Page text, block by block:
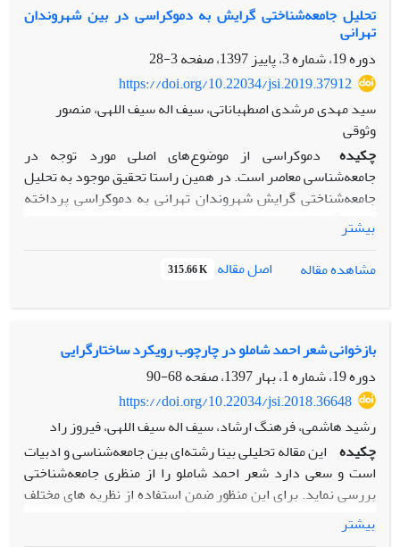
تحلیل جامعه‌شناختی گرایش به دموکراسی در بین شهروندان
تهرانی
دوره 19، شماره 3، پاییز 1397، صفحه
3-28
https://doi.org/10.22034/jsi.2019.37912
سید مهدی مرشدی اصطهباناتی، سیف اله سیف اللهی، منصور
وثوقی
چکیده
دموکراسی از موضوع‌های اصلی مورد توجه در
جامعه‌شناسی معاصر است. در همین راستا تحقیق موجود به تحلیل
جامعه‌شناختی گرایش شهروندان تهرانی به دموکراسی پرداخته
است. گرایش به دموکراسی با توجه به ابعاد فرصت‌های برابر
اجتماعی- سیاسی، آزادی‌های اجتماعی- سیاسی و سکولاریسم
مورد بررسی قرار گرفته است. روش تحقیق پیمایش است و برای
انجام نمونه‌گیری از نمونه‌گیری خوشه‌ای چند مرحله‌ای بر حسب
محلات شهر تهران استفاده شده است. حجم نمونه‌ای به تعداد 604
بالای 20 سال در سال 1396 انتخاب شد. نتایج تحقیق حاکی از
گرایش مثبت یا نسبتاً مثبت افراد به دموکراسی است. بررسی
عوامل اجتماعی اثرگذار بر گرایش به دموکراسی نشان داد که بین
متغیرهای مستقل سن، سرمایه فرهنگی و سرمایه اقتصادی و
متغیر گرایش به دموکراسی رابطه‌ای معنادار وجود دارد. نتایج
رگرسیون نشان داد که مدل رگرسیونی تحقیق مرکب از 3 متغیر
مستقل و یک متغیر وابسته، مدل مناسبی است و مجموع
متغیرهای مستقل قادرند تغییرات متغیر گرایش به دموکراسی را
پیش‌بینی کنند.
بیشتر
مشاهده مقاله
اصل مقاله 315.66 K
بازخوانی شعر احمد شاملو در چارچوب رویکرد ساختارگرایی
دوره 19، شماره 1، بهار 1397، صفحه
68-90
https://doi.org/10.22034/jsi.2018.36648
رشید هاشمی، فرهنگ ارشاد، سیف اله سیف اللهی، فیروز راد
چکیده این مقاله تحلیلی بینا رشته‌ای بین جامعه‌شناسی و ادبیات
است و سعی دارد شعر احمد شاملو را از منظری جامعه‌شناختی
بررسی نماید. برای این منظور ضمن استفاده از نظریه های مختلف
جامعه‌شناختی مربوط حوزه ساختارگرایی، از روش شناسی تحلیل
گفتمان فوکو و تحلیل گفتمان انتقادی فرکلاف نیز استفاده شده
بیشتر